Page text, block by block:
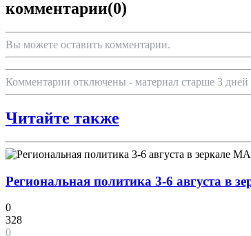
комментарии(0)
Вы можете оставить комментарии.
Комментарии отключены - материал старше 3 дней
Читайте также
Региональная политика 3-6 августа в
0
328
0